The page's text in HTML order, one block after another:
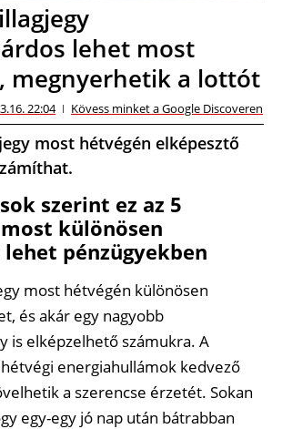
lehet most
megnyerhetik a lottót
22:04 Kövess minket a Google Discoveren
most hétvégén elképesztő
szerint ez az 5
különösen
lehet pénzügyekben
most hétvégén különösen
és akár egy nagyobb
is elképzelhető számukra. A
hétvégi energiahullámok kedvező
a szerencse érzetét. Sokan
egy-egy jó nap után bátrabban